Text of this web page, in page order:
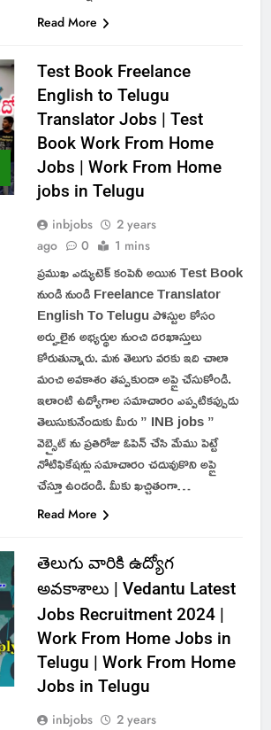
Read More
Test Book Freelance
English to Telugu
Translator Jobs | Test
Book Work From Home
Jobs | Work From Home
jobs in Telugu
inbjobs
2 years
ago
0 1 mins
ప్రముఖ ఎడ్యుటెక్ కంపెనీ అయిన Test Book
నుండి నుండి Freelance Translator
English To Telugu పోస్టుల కోసం
అర్హులైన అభ్యర్థుల నుంచి దరఖాస్తులు
కోరుతున్నారు. మన తెలుగు వరకు ఇది చాలా
మంచి అవకాశం తప్పకుండా అప్లై చేసుకోండి.
ఇలాంటి ఉద్యోగాల సమాచారం ఎప్పటికప్పుడు
తెలుసుకునేందుకు మీరు ” INB jobs ”
వెబ్సైట్ ను ప్రతిరోజు ఓపెన్ చేసి మేము పెట్టే
నోటిఫికేషన్లు సమాచారం చదువుకొని అప్లై
చేస్తూ ఉండండి. మీకు ఖచ్చితంగా…
Read More
తెలుగు వారికి ఉద్యోగ
అవకాశాలు | Vedantu Latest
Jobs Recruitment 2024 |
Work From Home Jobs in
Telugu | Work From Home
Jobs in Telugu
inbjobs
2 years